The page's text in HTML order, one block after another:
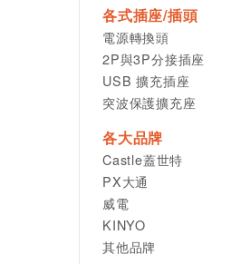
各式插座/插頭
電源轉換頭
2P與3P分接插座
USB 擴充插座
突波保護擴充座
各大品牌
Castle蓋世特
PX大通
威電
KINYO
其他品牌